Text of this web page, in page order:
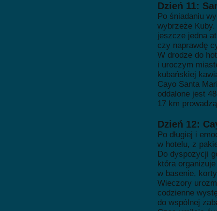
Dzień 11:
Po śniadaniu
wybrzeże
jeszcze jedna
czy naprawdę
W drodze do
i uroczym
kubańskiej
Cayo Santa
oddalone jest
17 km
Dzień 12:
Po długiej i
w hotelu, z
Do dyspozycji
która
w basenie,
Wieczory
codzienne
do wspólnej